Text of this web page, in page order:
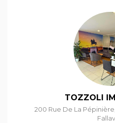
TOZZOLI
200 Rue De La Pépinière